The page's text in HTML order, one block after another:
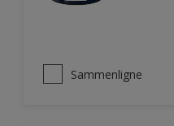
Sammenligne